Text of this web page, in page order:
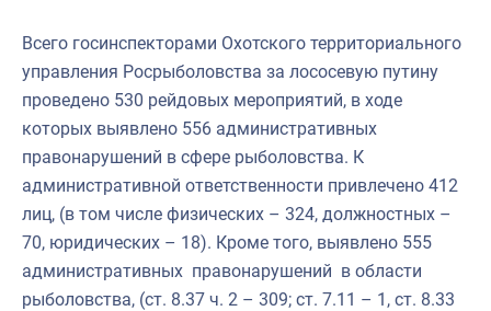
Всего госинспекторами Охотского территориального
управления Росрыболовства за лососевую путину
проведено 530 рейдовых мероприятий, в ходе
которых выявлено 556 административных
правонарушений в сфере рыболовства. К
административной ответственности привлечено 412
лиц, (в том числе физических – 324, должностных –
70, юридических – 18). Кроме того, выявлено 555
административных правонарушений в области
рыболовства, (ст. 8.37 ч. 2 – 309; ст. 7.11 – 1, ст. 8.33